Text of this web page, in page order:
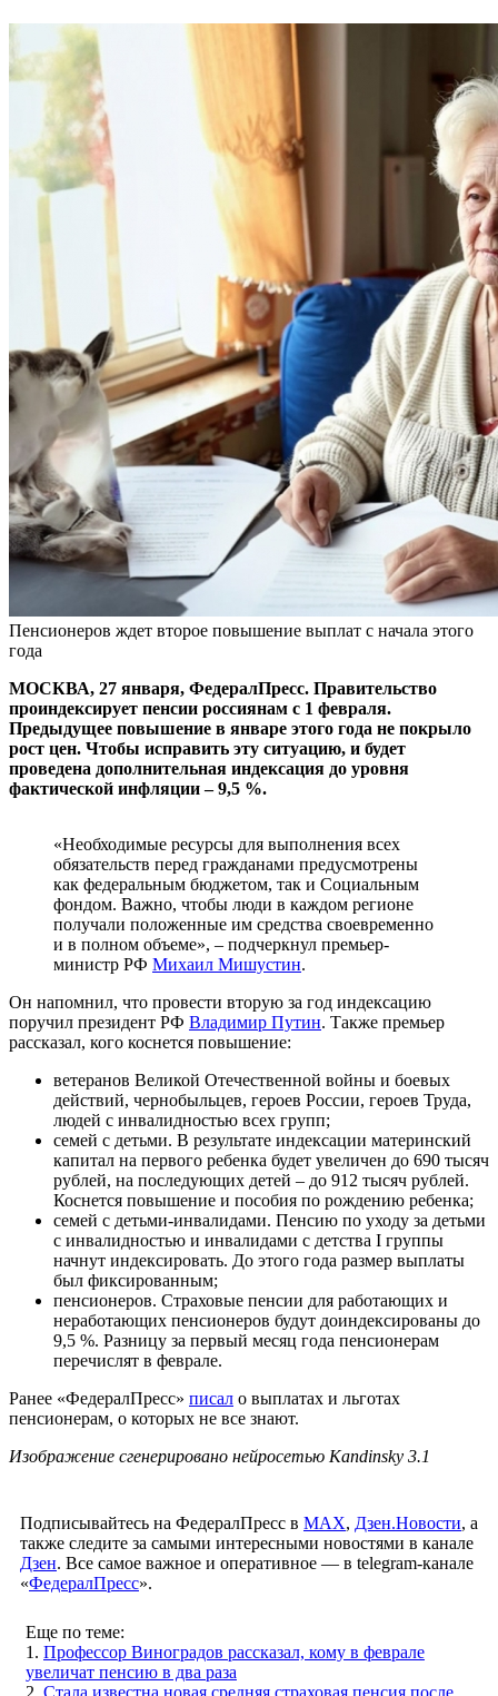
Пенсионеров ждет второе повышение выплат с начала этого
года
МОСКВА, 27 января, ФедералПресс. Правительство
проиндексирует пенсии россиянам с 1 февраля.
Предыдущее повышение в январе этого года не покрыло
рост цен. Чтобы исправить эту ситуацию, и будет
проведена дополнительная индексация до уровня
фактической инфляции – 9,5 %.
«Необходимые ресурсы для выполнения всех
обязательств перед гражданами предусмотрены
как федеральным бюджетом, так и Социальным
фондом. Важно, чтобы люди в каждом регионе
получали положенные им средства своевременно
и в полном объеме», – подчеркнул премьер-
министр РФ Михаил Мишустин.
Он напомнил, что провести вторую за год индексацию
поручил президент РФ Владимир Путин. Также премьер
рассказал, кого коснется повышение:
ветеранов Великой Отечественной войны и боевых
действий, чернобыльцев, героев России, героев Труда,
людей с инвалидностью всех групп;
семей с детьми. В результате индексации материнский
капитал на первого ребенка будет увеличен до 690 тысяч
рублей, на последующих детей – до 912 тысяч рублей.
Коснется повышение и пособия по рождению ребенка;
семей с детьми-инвалидами. Пенсию по уходу за детьми
с инвалидностью и инвалидами с детства I группы
начнут индексировать. До этого года размер выплаты
был фиксированным;
пенсионеров. Страховые пенсии для работающих и
неработающих пенсионеров будут доиндексированы до
9,5 %. Разницу за первый месяц года пенсионерам
перечислят в феврале.
Ранее «ФедералПресс» писал о выплатах и льготах
пенсионерам, о которых не все знают.
Изображение сгенерировано нейросетью Kandinsky 3.1
Подписывайтесь на ФедералПресс в МАХ, Дзен.Новости, а
также следите за самыми интересными новостями в канале
Дзен. Все самое важное и оперативное — в telegram-канале
«ФедералПресс».
Еще по теме:
1. Профессор Виноградов рассказал, кому в феврале
увеличат пенсию в два раза
2. Стала известна новая средняя страховая пенсия после